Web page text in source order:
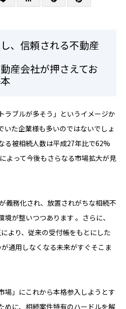
、信頼される不動産
産会社が押さえてお
ラブルが多そう」というイメージか
いた企業様も多いのではないでしょ
る被相続人数は平成27年比で62%
よって今後もさらなる市場拡大が見
義務化され、放置されがちな相続不
が整いつつあります 。さらに、
より、従来の受付帳をもとにした
通用しなくなる未来がすぐそこま
場」にこれから本格参入しようとす
めに、相続案件特有のハードルを解